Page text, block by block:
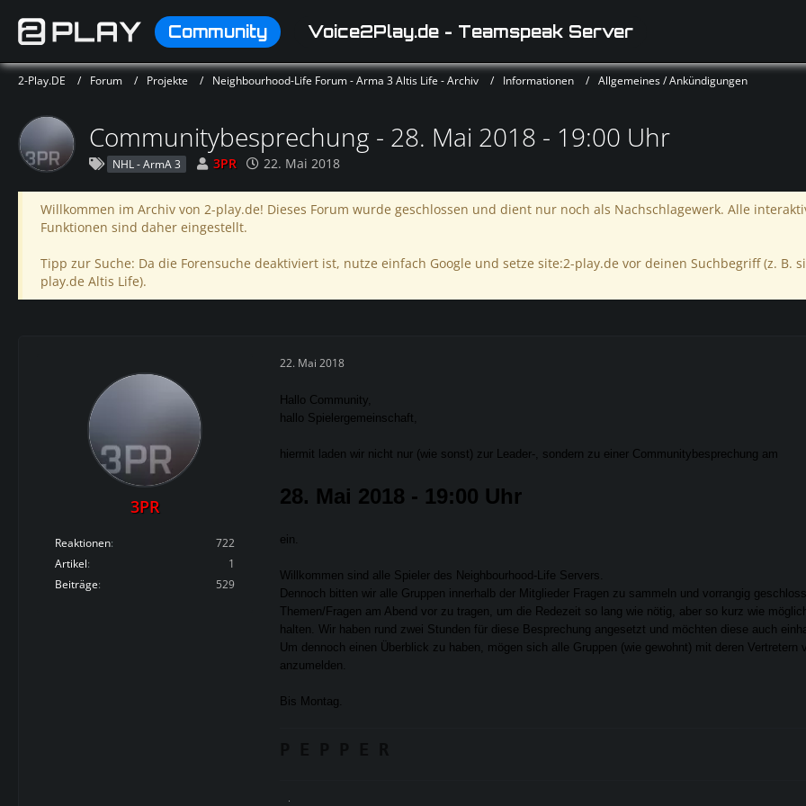
Community Voice2Play.de - Teamspeak Server
2-Play.DE Forum Projekte Neighbourhood-Life Forum - Arma 3 Altis Life - Archiv Informationen Allgemeines / Ankündigungen
Communitybesprechung - 28. Mai 2018 - 19:00 Uhr
NHL - ArmA 3 3PR 22. Mai 2018
Willkommen im Archiv von 2-play.de! Dieses Forum wurde geschlossen und dient nur noch als Nachschlagewerk. Alle
Funktionen sind daher eingestellt.
Tipp zur Suche: Da die Forensuche deaktiviert ist, nutze einfach Google und setze site:2-play.de vor deinen Suchbegriff (z. B.
play.de Altis Life).
3PR
Reaktionen
722
Artikel
1
Beiträge
529
22. Mai 2018
Hallo Community,
hallo Spielergemeinschaft,
hiermit laden wir nicht nur (wie sonst) zur Leader-, sondern zu einer Communitybesprechung am
28. Mai 2018 - 19:00 Uhr
ein.
Willkommen sind alle Spieler des Neighbourhood-Life Servers.
Dennoch bitten wir alle Gruppen innerhalb der Mitglieder Fragen zu sammeln und vorrangig
Themen/Fragen am Abend vor zu tragen, um die Redezeit so lang wie nötig, aber so kurz wie
halten. Wir haben rund zwei Stunden für diese Besprechung angesetzt und möchten diese auch
Um dennoch einen Überblick zu haben, mögen sich alle Gruppen (wie gewohnt) mit deren Vertretern
anzumelden.
Bis Montag.